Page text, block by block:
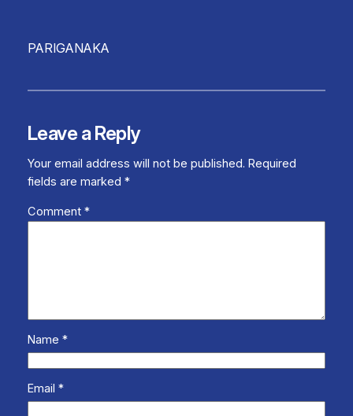
PARIGANAKA
Leave a Reply
Your email address will not be published. Required
fields are marked *
Comment *
Name *
Email *